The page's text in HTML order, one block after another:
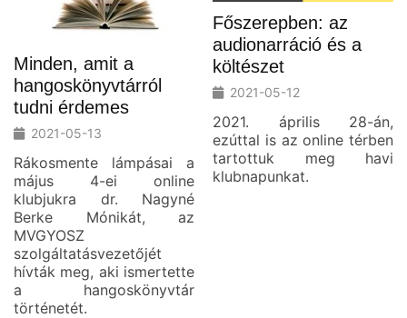
Minden, amit a
hangoskönyvtárról
tudni érdemes
2021-05-13
Rákosmente lámpásai a
május 4-ei online
klubjukra dr. Nagyné
Berke Mónikát, az
MVGYOSZ
szolgáltatásvezetőjét
hívták meg, aki ismertette
a hangoskönyvtár
történetét.
Főszerepben: az
audionarráció és a
költészet
2021-05-12
2021. április 28-án,
ezúttal is az online térben
tartottuk meg havi
klubnapunkat.